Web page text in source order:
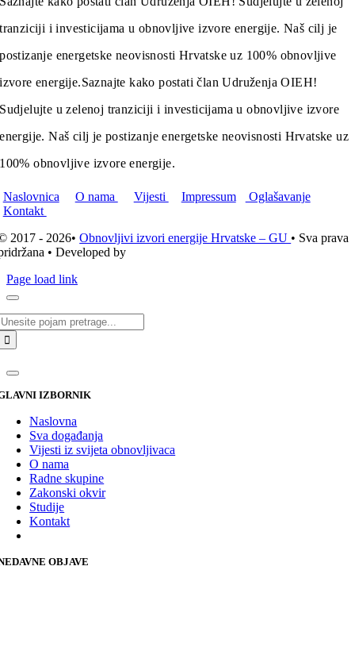
tranziciji i investicijama u obnovljive izvore energije. Naš cilj je
postizanje energetske neovisnosti Hrvatske uz 100% obnovljive
izvore energije.Saznajte kako postati član Udruženja OIEH!
Sudjelujte u zelenoj tranziciji i investicijama u obnovljive izvore
energije. Naš cilj je postizanje energetske neovisnosti Hrvatske uz
100% obnovljive izvore energije.
Naslovnica O nama Vijesti Impressum
Oglašavanje
Kontakt
2017 - 2026•Obnovljivi izvori energije Hrvatske – GU • Sva prava
• Developed by
Page load link
IZBORNIK
Naslovna
Sva događanja
Vijesti iz svijeta obnovljivaca
O nama
Radne skupine
Zakonski okvir
Studije
Kontakt
OBJAVE